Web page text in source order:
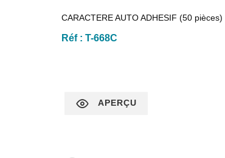
APERÇU
CARACTERE AUTO ADHESIF (50 pièces)
Réf :T-668C